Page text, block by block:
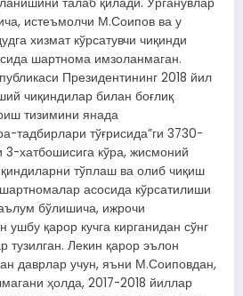
истеъмолчи М.Соипов ва у
хизмат кўрсатувчи чиқинди
шартнома имзоланмаган.
Президентининг 2018 йил
чиқиндилар билан боғлиқ
тизимини янада
тадбирлари тўғрисида”ги 3730-
хатбошисига кўра, жисмоний
тўплаш ва олиб чиқиш
асосида кўрсатилиши
бўлишича, ижрочи
ушбу қарор кучга кирганидан сўнг
Лекин қарор эълон
даврлар учун, яъни М.Соиповдан,
ҳолда, 2017-2018 йиллар